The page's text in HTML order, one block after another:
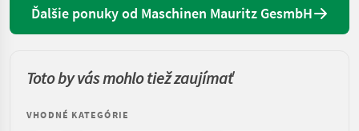
Ďalšie ponuky od Maschinen Mauritz GesmbH
Toto by vás mohlo tiež zaujímať
VHODNÉ KATEGÓRIE